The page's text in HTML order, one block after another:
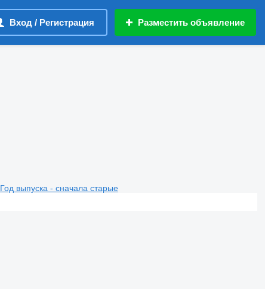
Вход / Регистрация Разместить объявление
Год выпуска - сначала старые